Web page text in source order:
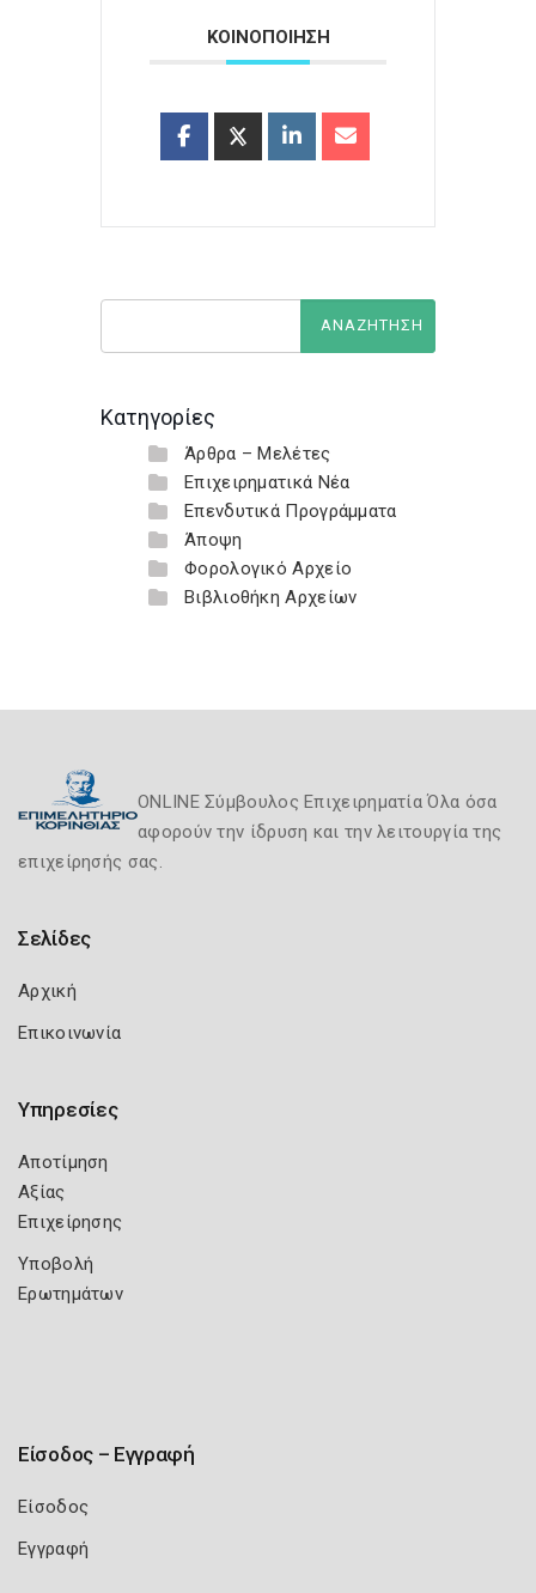
ΚΟΙΝΟΠΟΙΗΣΗ
Κατηγορίες
Άρθρα – Μελέτες
Επιχειρηματικά Νέα
Επενδυτικά Προγράμματα
Άποψη
Φορολογικό Αρχείο
Βιβλιοθήκη Αρχείων
ONLINE Σύμβουλος Επιχειρηματία Όλα όσα
αφορούν την ίδρυση και την λειτουργία της
επιχείρησής σας.
Σελίδες
Αρχική
Επικοινωνία
Υπηρεσίες
Αποτίμηση
Αξίας
Επιχείρησης
Υποβολή
Ερωτημάτων
Είσοδος – Εγγραφή
Είσοδος
Εγγραφή